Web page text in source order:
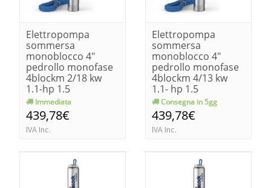
Elettropompa
sommersa
monoblocco 4"
pedrollo monofase
4blockm 2/18 kw
1.1-hp 1.5
Immediata
439,78€
IVA Inc.
Elettropompa
sommersa
monoblocco 4"
pedrollo monofase
4blockm 4/13 kw
1.1- hp 1.5
Consegna in 5gg
439,78€
IVA Inc.